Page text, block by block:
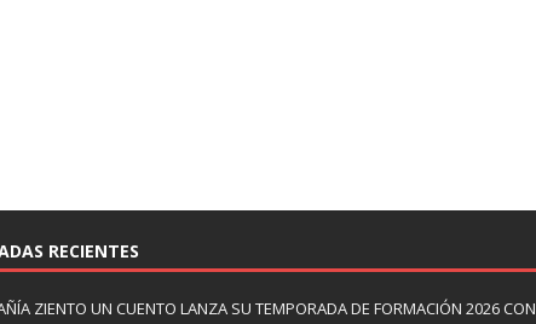
RECIENTES
ZIENTO UN CUENTO LANZA SU TEMPORADA DE FORMACIÓN 2026 CON